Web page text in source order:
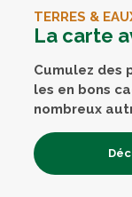
TERRES &
La carte
Cumulez des
les en bons
nombreux